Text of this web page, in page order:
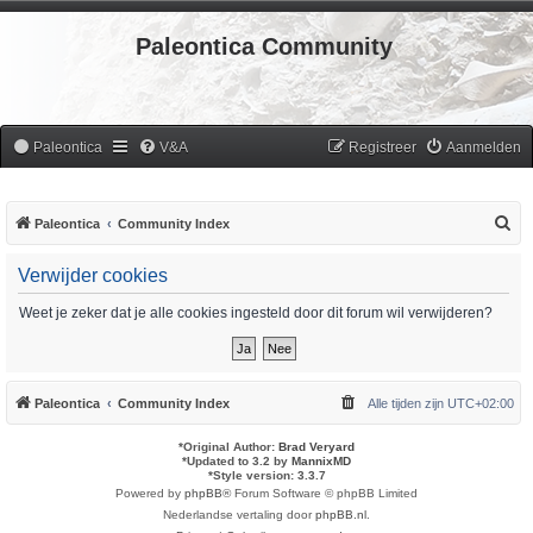
Paleontica Community
Paleontica V&A Aanmelden
Registreer
Paleontica Community Index
Verwijder cookies
Weet je zeker dat je alle cookies ingesteld door dit forum wil verwijderen?
Paleontica Community Index Alle tijden zijn UTC+02:00
*Original Author: Brad Veryard
*Updated to 3.2 by MannixMD
*Style version: 3.3.7
Powered by phpBB® Forum Software © phpBB Limited
Nederlandse vertaling doorphpBB.nl